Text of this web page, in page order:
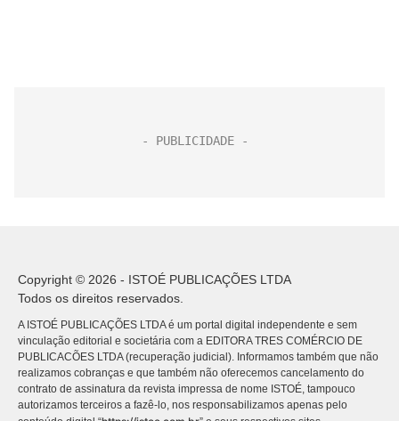
Copyright © 2026 - ISTOÉ PUBLICAÇÕES LTDA
Todos os direitos reservados.
A ISTOÉ PUBLICAÇÕES LTDA é um portal digital independente e sem
vinculação editorial e societária com a EDITORA TRES COMÉRCIO DE
PUBLICACÕES LTDA (recuperação judicial). Informamos também que não
realizamos cobranças e que também não oferecemos cancelamento do
contrato de assinatura da revista impressa de nome ISTOÉ, tampouco
autorizamos terceiros a fazê-lo, nos responsabilizamos apenas pelo